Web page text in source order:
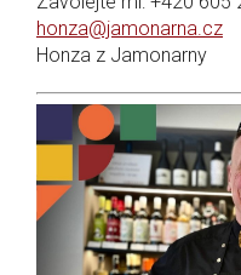
honza@jamonarna.cz
Honza z Jamonarny